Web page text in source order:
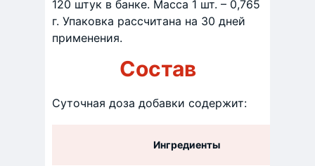
120 штук в банке. Масса 1 шт. – 0,765
г. Упаковка рассчитана на 30 дней
применения.
Состав
Суточная доза добавки содержит:
Ингредиенты